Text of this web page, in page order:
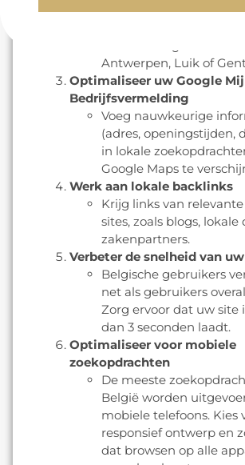
behoeften van
Antwerpen, Luik of
Optimaliseer uw Google
Bedrijfsvermelding
Voeg nauwkeurige
(adres, openingstijden,
in lokale
Google Maps te
Werk aan lokale backlinks
Krijg links van
sites, zoals blogs, lokale
zakenpartners.
Verbeter de snelheid van
Belgische gebruikers
net als gebruikers
Zorg ervoor dat uw site
dan 3 seconden laadt.
Optimaliseer voor mobiele
zoekopdrachten
De meeste
België worden
mobiele telefoons. Kies
responsief ontwerp en
dat browsen op alle